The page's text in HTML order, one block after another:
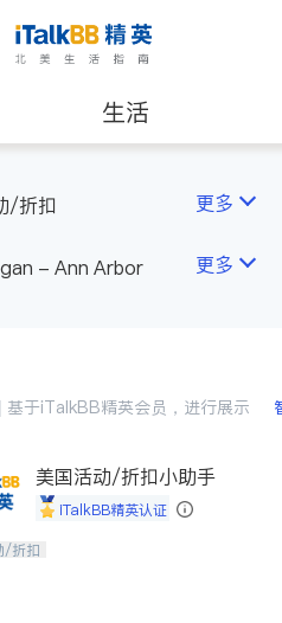
生活
建筑装修
/折扣 更多
- Ann Arbor 更多
基于iTalkBB精英会员，进行展示
美国活动/折扣小助手
iTalkBB精英认证
精英 官方账号。您的美国生活
/折扣